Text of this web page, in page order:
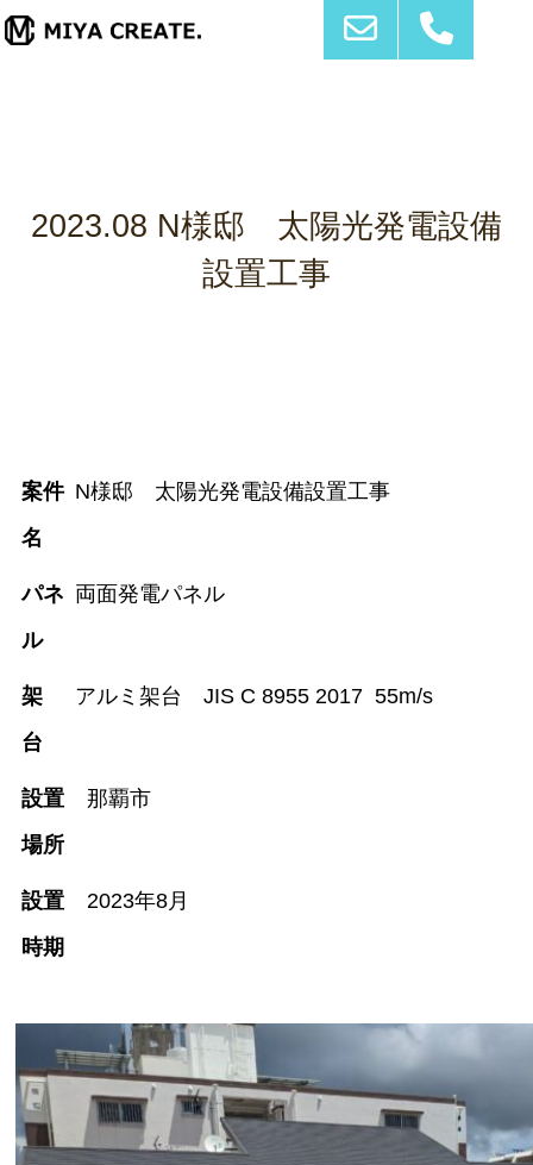
2023.08 N様邸 太陽光発電設備
設置工事
案件
名
N様邸 太陽光発電設備設置工事
パネ
ル
両面発電パネル
架
台
アルミ架台 JIS C 8955 2017 55m/s
設置
場所
那覇市
設置
時期
2023年8月